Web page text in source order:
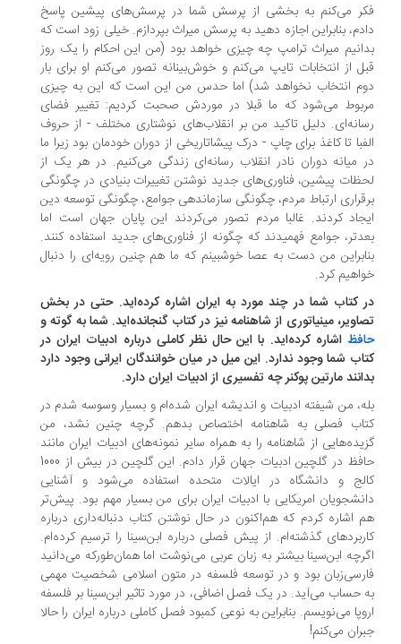
می‌کنم به بخشی از پرسش شما در پرسش‌های ‌پیشین پاسخ
بنابراین اجازه دهید به پرسش میراث بپردازم. خیلی زود است که
میراث ترامپ چه چیزی خواهد بود (من این احکام را یک روز
از انتخابات تایپ می‌کنم و خوش‌بینانه تصور می‌کنم او برای بار
انتخاب نخواهد شد) اما حدس من این است که این به چیزی
می‌شود که ما قبلا در موردش صحبت کردیم: تغییر فضای
دلیل تاکید من بر انقلاب‌های نوشتاری مختلف - از حروف
تا کاغذ برای چاپ - درک پیشاتاریخی‌ از دوران خودمان بود زیرا ما
میانه دوران نادر انقلاب رسانه‌ای زندگی می‌کنیم. در هر یک از
پیشین، فناوری‌های جدید نوشتن تغییرات بنیادی در چگونگی
ارتباط مردم، چگونگی سازماندهی جوامع، چگونگی توسعه دین
کردند. غالبا مردم تصور می‌کردند این پایان جهان است اما
جوامع فهمیدند که چگونه از فناوری‌های جدید استفاده کنند.
من دست به عصا خوشبینم که ما هم چنین رویه‌ای را دنبال
کرد.
کتاب شما در چند مورد به ایران اشاره کرده‌اید. حتی در بخش
مینیاتوری از شاهنامه نیز در کتاب گنجانده‌اید. شما به گوته و
اشاره کرده‌اید. با این حال نظر کاملی درباره ادبیات ایران در
شما وجود ندارد. این میل در میان خوانندگان ایرانی وجود دارد
مارتین پوکنر چه تفسیری از ادبیات ایران دارد.
من شیفته ادبیات و اندیشه ایران شده‌ام و بسیار وسوسه شدم در
فصلی به شاهنامه اختصاص بدهم. گرچه چنین نشد، من
از شاهنامه را به همراه سایر نمونه‌های ادبیات ایران مانند
حافظ در گلچین ادبیات جهان قرار دادم. این گلچین در بیش از 1000
و دانشگاه در ایالات متحده استفاده می‌شود و آشنایی
امریکایی با ادبیات ایران برای من بسیار مهم بود. پیش‌تر
اشاره کردم که هم‌اکنون در حال نوشتن کتاب دنباله‌داری درباره
گذشته‌ام. از پیش فصلی درباره ابن‌سینا را ترسیم کرده‌ام.
ابن‌سینا بیشتر به زبان عربی می‌نوشت اما همان‌طورکه می‌دانید
بود و در توسعه فلسفه در متون اسلامی شخصیت مهمی
حساب می‌آید. در یک فصل اضافی، در مورد تاثیر ابن‌سینا بر فلسفه
می‌نویسم. بنابراین به نوعی کمبود فصل کاملی درباره ایران را حالا
می‌کنم!